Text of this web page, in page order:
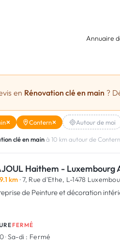
Annuaire
en Rénovation clé en main ?
Contern Autour de moi
clé en mainà 10 km autour de Contern
Haithem - Luxembourg
9.1 km · 7, Rue d'Ethe, L-1478
de Peinture et décoration
FERMÉ
·Sa-di : Fermé